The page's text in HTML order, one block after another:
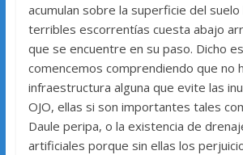
acumulan sobre la superficie del suelo
terribles escorrentías cuesta abajo
que se encuentre en su paso. Dicho
comencemos comprendiendo que no
infraestructura alguna que evite las
OJO, ellas si son importantes tales
Daule peripa, o la existencia de
artificiales porque sin ellas los